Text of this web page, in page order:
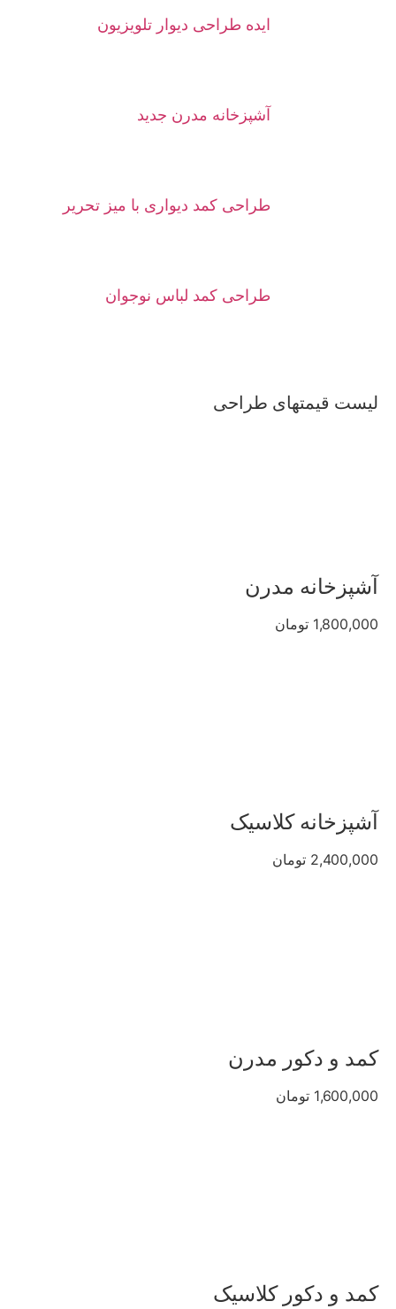
ایده طراحی دیوار تلویزیون
آشپزخانه مدرن جدید
طراحی کمد دیواری با میز تحریر
طراحی کمد لباس نوجوان
لیست قیمتهای طراحی
آشپزخانه مدرن
1,800,000 تومان
آشپزخانه کلاسیک
2,400,000 تومان
کمد و دکور مدرن
1,600,000 تومان
کمد و دکور کلاسیک